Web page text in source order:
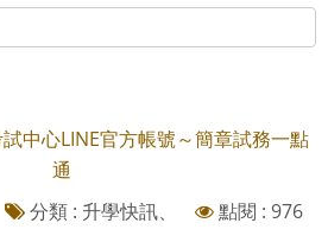
中心LINE官方帳號～簡章試務一點
通
分類 : 升學快訊、
點閱 : 976